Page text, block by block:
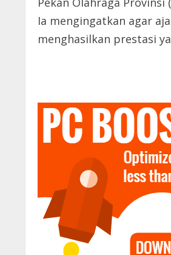
Ia mengingatkan agar
menghasilkan prestasi